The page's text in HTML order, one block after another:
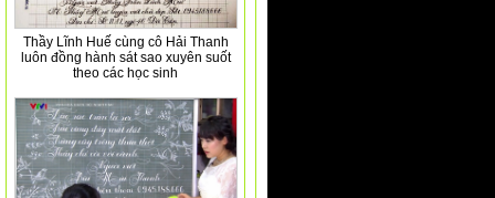
Thầy Lĩnh Huế cùng cô Hải Thanh
luôn đồng hành sát sao xuyên suốt
theo các học sinh